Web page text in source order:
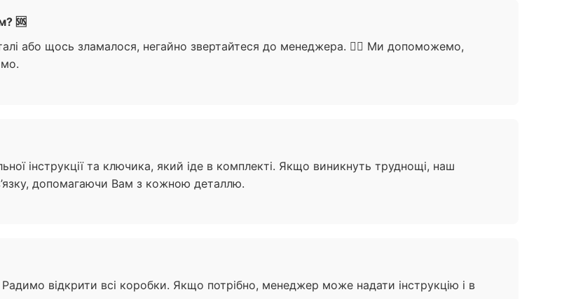
🆘
або щось зламалося, негайно звертайтеся до менеджера. 🙋‍♀️ Ми допоможемо,
інструкції та ключика, який іде в комплекті. Якщо виникнуть труднощі, наш
допомагаючи Вам з кожною деталлю.
відкрити всі коробки. Якщо потрібно, менеджер може надати інструкцію і в